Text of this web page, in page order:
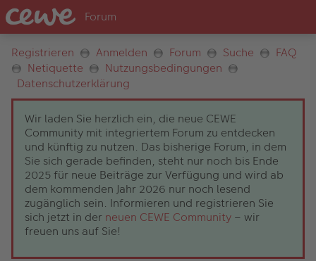
Registrieren Anmelden Forum Suche
FAQ
Netiquette
Nutzungsbedingungen
Datenschutzerklärung
Wir laden Sie herzlich ein, die neue CEWE
Community mit integriertem Forum zu entdecken
und künftig zu nutzen. Das bisherige Forum, in dem
Sie sich gerade befinden, steht nur noch bis Ende
2025 für neue Beiträge zur Verfügung und wird ab
dem kommenden Jahr 2026 nur noch lesend
zugänglich sein. Informieren und registrieren Sie
sich jetzt in der neuen CEWE Community – wir
freuen uns auf Sie!